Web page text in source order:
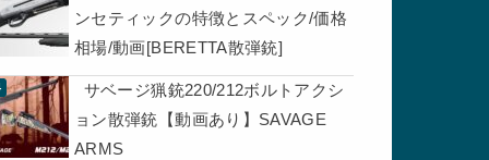
ンセティックの特徴とスペック/価格
相場/動画[BERETTA散弾銃]
サベージ猟銃220/212ボルトアクシ
ョン散弾銃【動画あり】SAVAGE
ARMS